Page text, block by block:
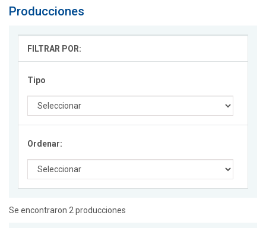
Producciones
FILTRAR POR:
Tipo
Ordenar:
Se encontraron 2 producciones